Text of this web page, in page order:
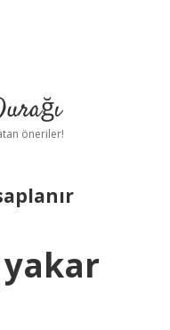
öneriler!
yakar